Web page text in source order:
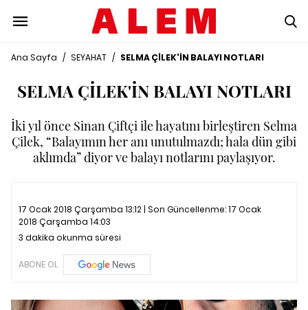
Ana Sayfa / SEYAHAT / SELMA ÇİLEK'İN BALAYI NOTLARI
SELMA ÇİLEK'İN BALAYI NOTLARI
İki yıl önce Sinan Çiftçi ile hayatını birleştiren Selma
Çilek, “Balayımın her anı unutulmazdı; hala dün gibi
aklımda” diyor ve balayı notlarını paylaşıyor.
17 Ocak 2018 Çarşamba 13:12 | Son Güncellenme:17 Ocak
2018 Çarşamba 14:03
3 dakika okunma süresi
ABONE OL